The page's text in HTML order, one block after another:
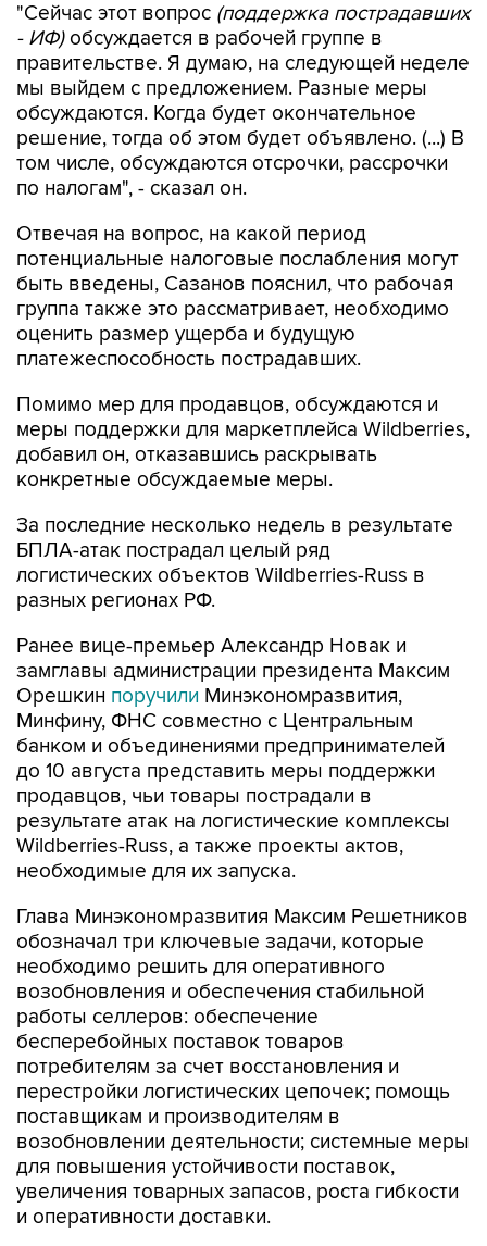
"Сейчас этот вопрос (поддержка пострадавших
- ИФ)обсуждается в рабочей группе в
правительстве. Я думаю, на следующей неделе
мы выйдем с предложением. Разные меры
обсуждаются. Когда будет окончательное
решение, тогда об этом будет объявлено. (...) В
том числе, обсуждаются отсрочки, рассрочки
по налогам", - сказал он.
Отвечая на вопрос, на какой период
потенциальные налоговые послабления могут
быть введены, Сазанов пояснил, что рабочая
группа также это рассматривает, необходимо
оценить размер ущерба и будущую
платежеспособность пострадавших.
Помимо мер для продавцов, обсуждаются и
меры поддержки для маркетплейса Wildberries,
добавил он, отказавшись раскрывать
конкретные обсуждаемые меры.
За последние несколько недель в результате
БПЛА-атак пострадал целый ряд
логистических объектов Wildberries-Russ в
разных регионах РФ.
Ранее вице-премьер Александр Новак и
замглавы администрации президента Максим
Орешкин поручили Минэкономразвития,
Минфину, ФНС совместно с Центральным
банком и объединениями предпринимателей
до 10 августа представить меры поддержки
продавцов, чьи товары пострадали в
результате атак на логистические комплексы
Wildberries-Russ, а также проекты актов,
необходимые для их запуска.
Глава Минэкономразвития Максим Решетников
обозначал три ключевые задачи, которые
необходимо решить для оперативного
возобновления и обеспечения стабильной
работы селлеров: обеспечение
бесперебойных поставок товаров
потребителям за счет восстановления и
перестройки логистических цепочек; помощь
поставщикам и производителям в
возобновлении деятельности; системные меры
для повышения устойчивости поставок,
увеличения товарных запасов, роста гибкости
и оперативности доставки.